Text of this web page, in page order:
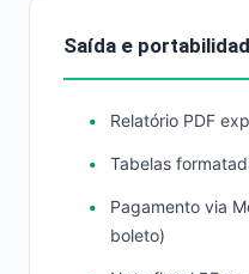
Saída e
Relatório PDF
Tabelas
Pagamento via
boleto)